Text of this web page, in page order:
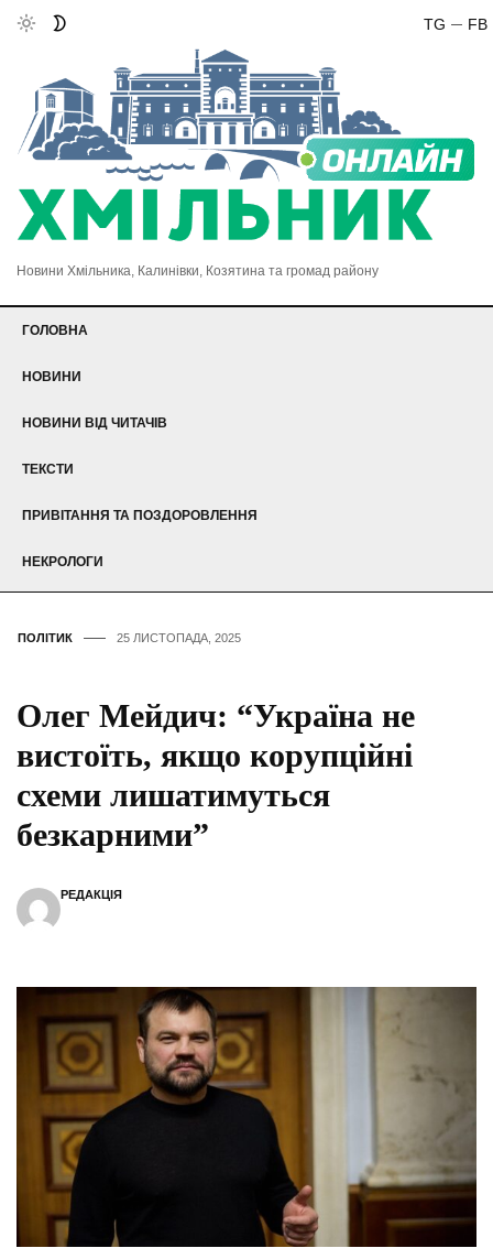
FB
TG
Новини Хмільника, Калинівки, Козятина та громад району
ГОЛОВНА
НОВИНИ
НОВИНИ ВІД ЧИТАЧІВ
ТЕКСТИ
ПРИВІТАННЯ ТА ПОЗДОРОВЛЕННЯ
НЕКРОЛОГИ
ПОЛІТИК 25 ЛИСТОПАДА, 2025
Олег Мейдич: “Україна не
вистоїть, якщо корупційні
схеми лишатимуться
безкарними”
РЕДАКЦІЯ